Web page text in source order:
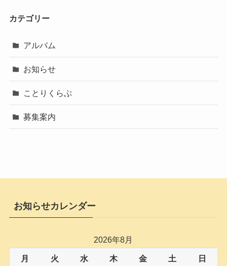
イ
カテゴリー
アルバム
お知らせ
ことりくらぶ
募集案内
お知らせカレンダー
2026年8月
月 火 水 木 金 土 日